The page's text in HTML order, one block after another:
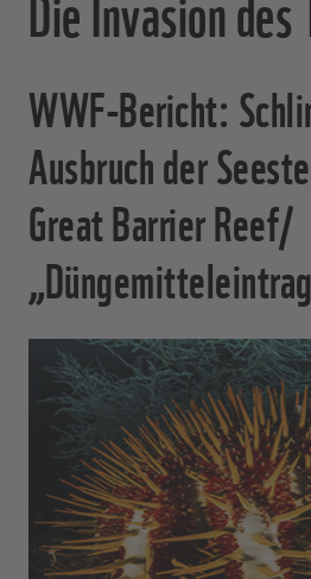
WWF-Bericht:
Ausbruch der
Great Barrier Reef/